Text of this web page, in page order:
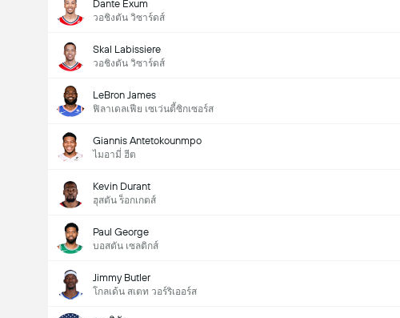
Dante Exum
วอชิงตัน วิซาร์ดส์
Skal Labissiere
วอชิงตัน วิซาร์ดส์
LeBron James
ฟิลาเดลเฟีย เซเว่นตี้ซิกเซอร์ส
Giannis Antetokounmpo
ไมอามี่ ฮีต
Kevin Durant
ฮุสตัน ร็อกเกตส์
Paul George
บอสตัน เซลติกส์
Jimmy Butler
โกลเด้น สเตท วอร์ริเออร์ส